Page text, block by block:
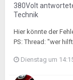
380Volt
Technik
Hier könnte der
PS: Thread: "wer
Dienstag um